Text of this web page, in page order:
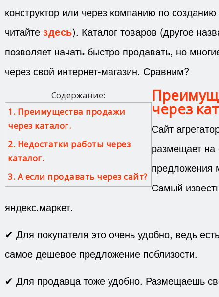
конструктор или через компанию по
читайте здесь). Каталог товаров (другое
позволяет начать быстро продавать, но
через свой интернет-магазин. Сравним?
Содержание:
1. Преимущества продажи
через каталог.
2. Недостатки работы через
каталог.
3. А если продавать через сайт?
через
Сайт
размещает
предложения
Самый
яндекс.маркет.
✔ Для покупателя это очень удобно, ведь
самое дешевое предложение поблизости.
✔ Для продавца тоже удобно. Размещаешь